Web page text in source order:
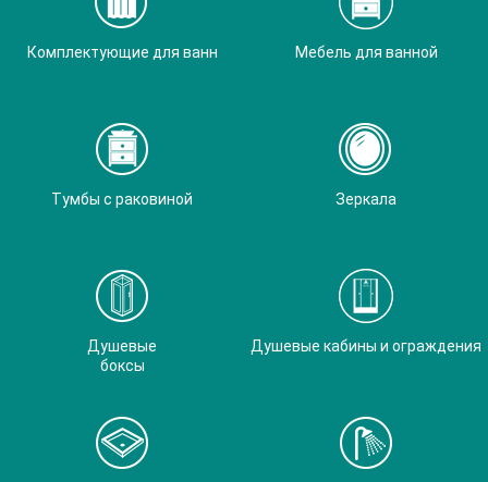
Комплектующие для ванн Мебель для ванной
Тумбы с раковиной Зеркала
Душевые
боксы
Душевые кабины и ограждения